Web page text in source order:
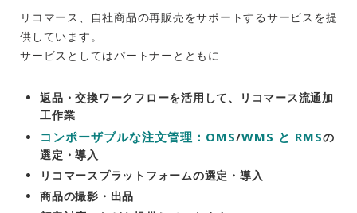
リコマース、自社商品の再販売をサポートするサービスを提
供しています。
サービスとしてはパートナーとともに
返品・交換ワークフローを活用して、リコマース流通加
工作業
コンポーザブルな注文管理：OMS/WMS と RMSの
選定・導入
リコマースプラットフォームの選定・導入
商品の撮影・出品